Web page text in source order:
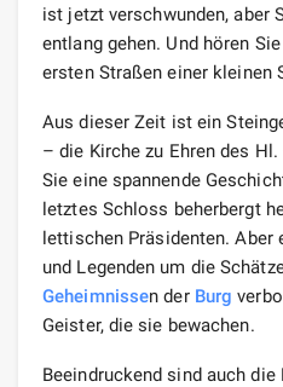
ist jetzt verschwunden, aber
entlang gehen. Und hören
ersten Straßen einer kleinen
Aus dieser Zeit ist ein
– die Kirche zu Ehren des
Sie eine spannende
letztes Schloss beherbergt
lettischen Präsidenten. Aber
und Legenden um die
Geheimnissen der Burg
Geister, die sie bewachen.
Beeindruckend sind auch die